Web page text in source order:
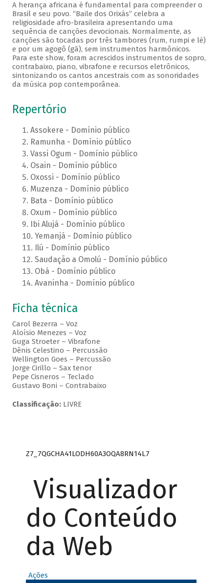
A herança africana é fundamental para compreender o
Brasil e seu povo. “Baile dos Orixás” celebra a
religiosidade afro-brasileira apresentando uma
sequência de canções devocionais. Normalmente, as
canções são tocadas por três tambores (rum, rumpi e lé)
e por um agogô (gã), sem instrumentos harmônicos.
Para este show, foram acrescidos instrumentos de sopro,
contrabaixo, piano, vibrafone e recursos eletrônicos,
sintonizando os cantos ancestrais com as sonoridades
da música pop contemporânea.
Repertório
Assokere - Domínio público
Ramunha - Domínio público
Vassi Ogum - Domínio público
Osain - Domínio público
Oxossi - Domínio público
Muzenza - Domínio público
Bata - Domínio público
Oxum - Domínio público
Ibi Alujá - Domínio público
Yemanjá - Domínio público
Ilú - Domínio público
Saudação a Omolú - Domínio público
Obá - Domínio público
Avaninha - Domínio público
Ficha técnica
Carol Bezerra – Voz
Aloísio Menezes – Voz
Guga Stroeter – Vibrafone
Dênis Celestino – Percussão
Wellington Goes – Percussão
Jorge Cirillo – Sax tenor
Pepe Cisneros – Teclado
Gustavo Boni – Contrabaixo
Classificação:LIVRE
Z7_7QGCHA41LODH60A3OQA8RN14L7
Visualizador
do Conteúdo
da Web
Ações